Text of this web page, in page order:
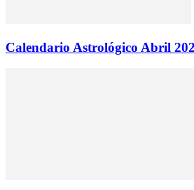
Calendario Astrológico Abril